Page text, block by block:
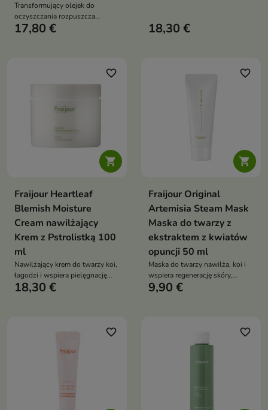
Transformujący olejek do
oczyszczania rozpuszcza
makijaż i zanieczyszczenia, a po
fermentami roślinnymi, olejem z
dzikiej róży i olejem makadamia
17,80 €
pstrolistką sercowatą, aloesem,
18,30 €

favorite_border
Fraijour Heartleaf
Blemish Moisture
Cream nawilżający
Krem z Pstrolistką 100
ml
Nawilżający krem do twarzy koi,
łagodzi i wspiera pielęgnację
skóry trądzikowej oraz
pantenolem pomaga ograniczać
niedoskonałości oraz
18,30 €

favorite_border
Fraijour Original
Artemisia Steam Mask
Maska do twarzy z
ekstraktem z kwiatów
opuncji 50 ml
Maska do twarzy nawilża, koi i
wspiera regenerację skóry,
pozostawiając ją miękką oraz
olejem makadamia, opuncją i
filtratem Galactomyces pomaga
poprawić wygląd cery
9,90 €
favorite_border favorite_border